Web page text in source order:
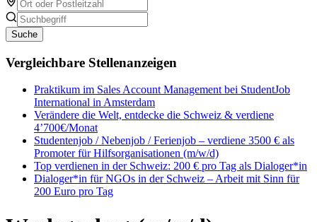
Suche
Vergleichbare Stellenanzeigen
Praktikum im Sales Account Management bei StudentJob
International in Amsterdam
Verändere die Welt, entdecke die Schweiz & verdiene
4’700€/Monat
Studentenjob / Nebenjob / Ferienjob – verdiene 3500 € als
Promoter für Hilfsorganisationen (m/w/d)
Top verdienen in der Schweiz: 200 € pro Tag als Dialoger*in
Dialoger*in für NGOs in der Schweiz – Arbeit mit Sinn für
200 Euro pro Tag